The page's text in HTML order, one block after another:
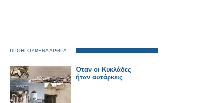
ΠΡΟΗΓΟΥΜΕΝΑ ΑΡΘΡΑ
Όταν οι Κυκλάδες
ήταν αυτάρκεις